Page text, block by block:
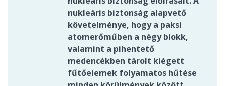
nukleáris biztonság alapvető
követelménye, hogy a paksi
atomerőműben a négy blokk,
valamint a pihentető
medencékben tárolt kiégett
fűtőelemek folyamatos hűtése